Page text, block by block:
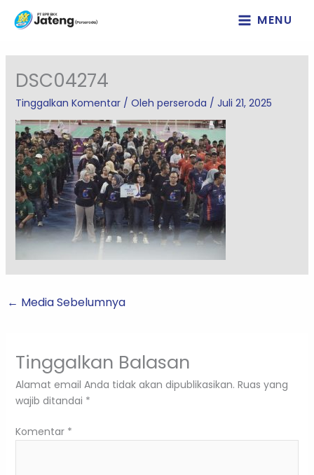
Lewati
MENU
DSC04274
Tinggalkan Komentar / Oleh perseroda / Juli 21, 2025
← Media Sebelumnya
Tinggalkan Balasan
Alamat email Anda tidak akan dipublikasikan. Ruas yang
wajib ditandai *
Komentar *